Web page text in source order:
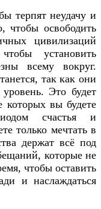
терпят неудачу и
чтобы освободить
цивилизаций
установить
всему вокруг.
так как они
Это будет
которых вы будете
счастья и
только мечтать в
держат всё под
которые не
чтобы оставить
и наслаждаться